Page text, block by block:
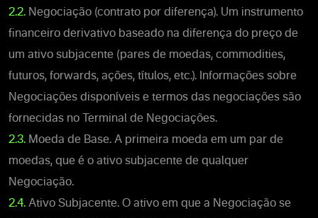
2.2. Negociação (contrato por diferença). Um instrumento
financeiro derivativo baseado na diferença do preço de
um ativo subjacente (pares de moedas, commodities,
futuros, forwards, ações, títulos, etc.). Informações sobre
Negociações disponíveis e termos das negociações são
fornecidas no Terminal de Negociações.
2.3. Moeda de Base. A primeira moeda em um par de
moedas, que é o ativo subjacente de qualquer
Negociação.
2.4. Ativo Subjacente. O ativo em que a Negociação se